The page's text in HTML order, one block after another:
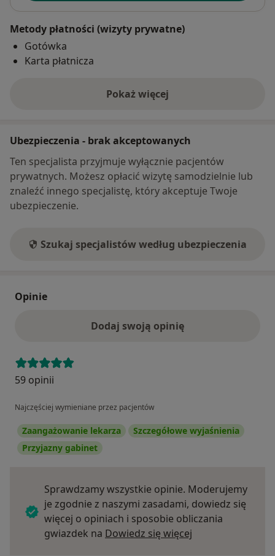
Metody płatności (wizyty prywatne)
Gotówka
Karta płatnicza
Pokaż więcej
o adresie
Ubezpieczenia - brak akceptowanych
Ten specjalista przyjmuje wyłącznie pacjentów
prywatnych. Możesz opłacić wizytę samodzielnie lub
znaleźć innego specjalistę, który akceptuje Twoje
ubezpieczenie.
Szukaj specjalistów według ubezpieczenia
Opinie
Dodaj swoją opinię
59 opinii
Najczęściej wymieniane przez pacjentów
Zaangażowanie lekarza
Szczegółowe wyjaśnienia
Przyjazny gabinet
Sprawdzamy wszystkie opinie. Moderujemy
je zgodnie z naszymi zasadami, dowiedz się
więcej o opiniach i sposobie obliczania
gwiazdek na Dowiedz się więcej